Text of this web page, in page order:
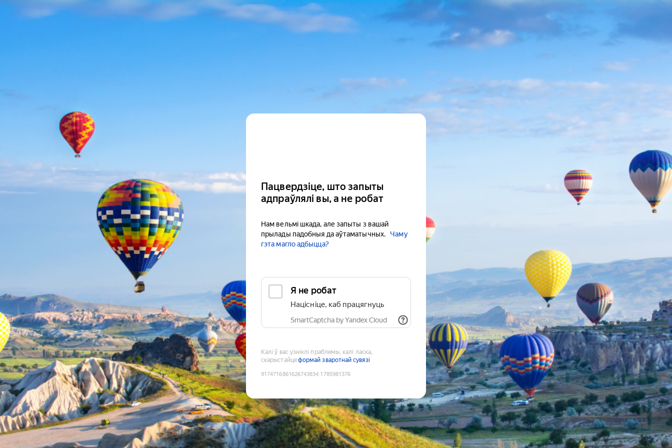
Пацвердзіце, што запыты
адпраўлялі вы, а не робат
Нам вельмі шкада, але запыты з вашай
прылады падобныя да аўтаматычных.
Чаму
гэта магло адбыцца?
Я не робат
Націсніце, каб працягнуць
SmartCaptcha by Yandex Cloud
Калі ў вас узніклі праблемы, калі ласка,
скарыстайцеформай зваротнай сувязі
9174716861626743834:1785981376